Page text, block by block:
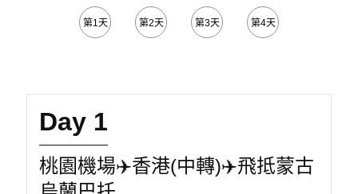
第1天 第2天 第3天 第4天
Day 1
桃園機場✈️香港(中轉)✈️飛抵蒙古